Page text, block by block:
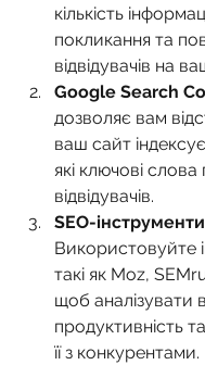
кількість
покликання та
відвідувачів на
Google Search
дозволяє вам
ваш сайт
які ключові
відвідувачів.
SEO-
Використовуйте
такі як Moz,
щоб аналізувати
продуктивність
її з конкурентами.